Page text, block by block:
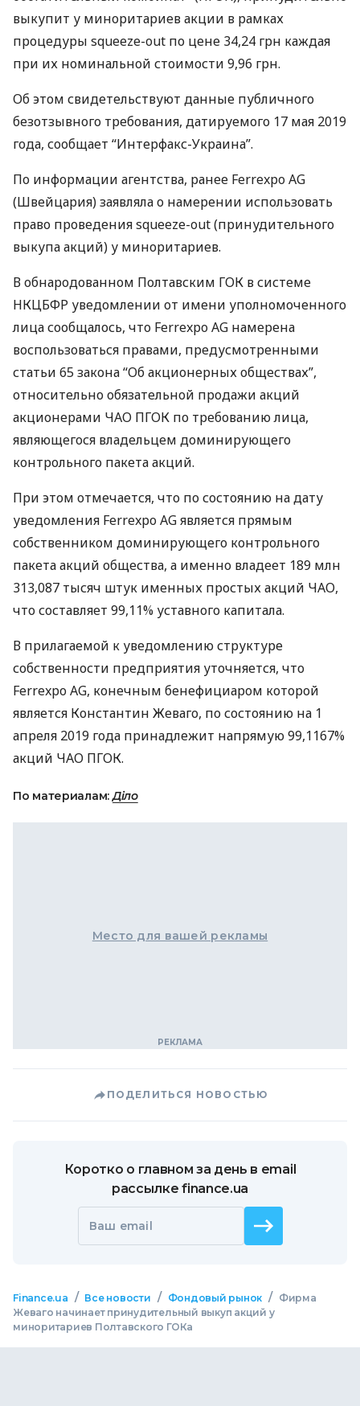
выкупит у миноритариев акции в рамках
процедуры squeeze-out по цене 34,24 грн каждая
при их номинальной стоимости 9,96 грн.
Об этом свидетельствуют данные публичного
безотзывного требования, датируемого 17 мая 2019
года, сообщает “Интерфакс-Украина”.
По информации агентства, ранее Ferrexpo AG
(Швейцария) заявляла о намерении использовать
право проведения squeeze-out (принудительного
выкупа акций) у миноритариев.
В обнародованном Полтавским ГОК в системе
НКЦБФР уведомлении от имени уполномоченного
лица сообщалось, что Ferrexpo AG намерена
воспользоваться правами, предусмотренными
статьи 65 закона “Об акционерных обществах”,
относительно обязательной продажи акций
акционерами ЧАО ПГОК по требованию лица,
являющегося владельцем доминирующего
контрольного пакета акций.
При этом отмечается, что по состоянию на дату
уведомления Ferrexpo AG является прямым
собственником доминирующего контрольного
пакета акций общества, а именно владеет 189 млн
313,087 тысяч штук именных простых акций ЧАО,
что составляет 99,11% уставного капитала.
В прилагаемой к уведомлению структуре
собственности предприятия уточняется, что
Ferrexpo AG, конечным бенефициаром которой
является Константин Жеваго, по состоянию на 1
апреля 2019 года принадлежит напрямую 99,1167%
акций ЧАО ПГОК.
По материалам:Діло
Место для вашей рекламы
ПОДЕЛИТЬСЯ НОВОСТЬЮ
Коротко о главном за день в email
рассылке finance.ua
Ваш email
Finance.ua / Все новости / Фондовый рынок /
Фирма
Жеваго начинает принудительный выкуп акций у
миноритариев Полтавского ГОКа